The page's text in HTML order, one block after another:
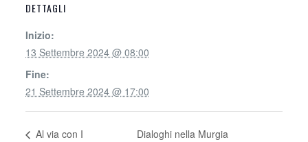
DETTAGLI
Inizio:
13 Settembre 2024 @ 08:00
Fine:
21 Settembre 2024 @ 17:00
Al via con I
Dialoghi nella Murgia